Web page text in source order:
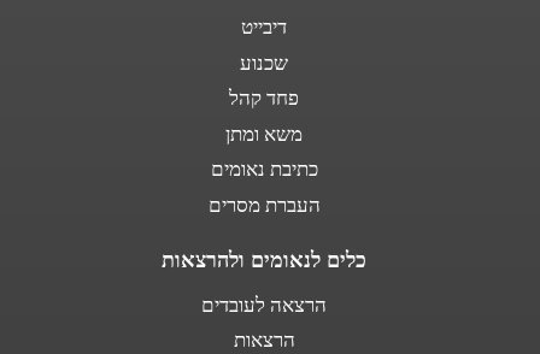
דיבייט
שכנוע
פחד קהל
משא ומתן
כתיבת נאומים
העברת מסרים
כלים לנאומים ולהרצאות
הרצאה לעובדים
הרצאות